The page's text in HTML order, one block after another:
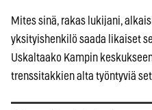
Mites sinä, rakas lukijani,
yksityishenkilö saada likaiset
Uskaltaako Kampin
trenssitakkien alta työntyviä